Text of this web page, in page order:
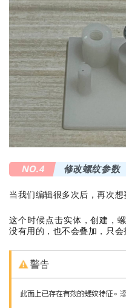
NO.4 修改螺纹参数
当我们编辑很多次后，再次
这个时候点击实体，创建，
没有用的，也不会叠加，只会